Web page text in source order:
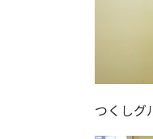
つくしグ